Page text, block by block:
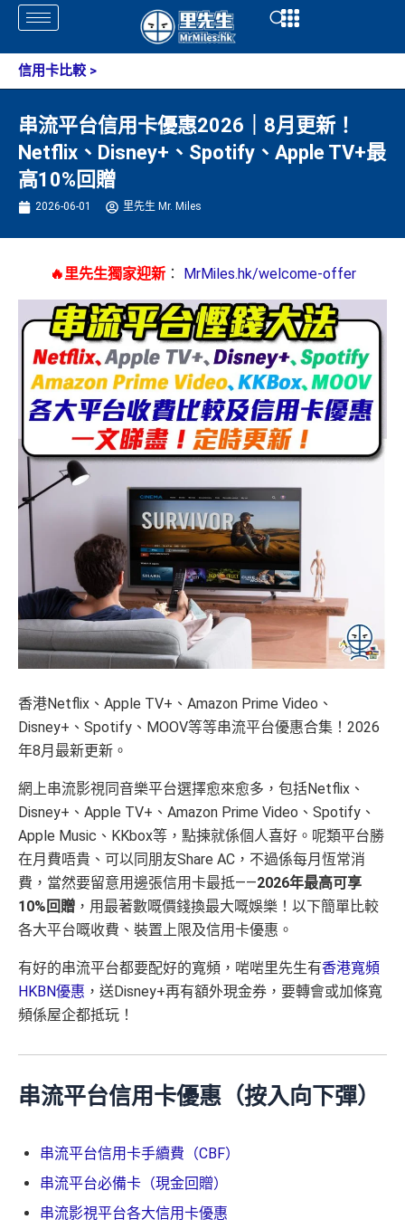
Skip
content
Open
信用卡比較 >
串流平台信用卡優惠2026｜8月更新！
Netflix、Disney+、Spotify、Apple TV+最
高10%回贈
2026-06-01 里先生 Mr. Miles
🔥里先生獨家迎新： MrMiles.hk/welcome-offer
香港Netflix、Apple TV+、Amazon Prime Video、
Disney+、Spotify、MOOV等等串流平台優惠合集！2026
年8月最新更新。
網上串流影視同音樂平台選擇愈來愈多，包括Netflix、
Disney+、Apple TV+、Amazon Prime Video、Spotify、
Apple Music、KKbox等，點揀就係個人喜好。呢類平台勝
在月費唔貴、可以同朋友Share AC，不過係每月恆常消
費，當然要留意用邊張信用卡最抵——2026年最高可享
10%回贈 ，用最著數嘅價錢換最大嘅娛樂！以下簡單比較
各大平台嘅收費、裝置上限及信用卡優惠。
有好的串流平台都要配好的寬頻，啱啱里先生有香港寬頻
HKBN優惠 ，送Disney+再有額外現金券，要轉會或加條寬
頻係屋企都抵玩！
串流平台信用卡優惠（按入向下彈）
串流平台信用卡手續費（CBF）
串流平台必備卡（現金回贈）
串流影視平台各大信用卡優惠